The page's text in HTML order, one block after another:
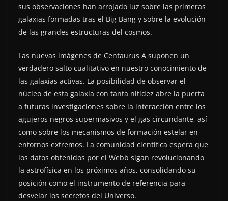
sus observaciones han arrojado luz sobre las primeras
galaxias formadas tras el Big Bang y sobre la evolución
de las grandes estructuras del cosmos.
Las nuevas imágenes de Centaurus A suponen un
verdadero salto cualitativo en nuestro conocimiento de
las galaxias activas. La posibilidad de observar el
núcleo de esta galaxia con tanta nitidez abre la puerta
a futuras investigaciones sobre la interacción entre los
agujeros negros supermasivos y el gas circundante, así
como sobre los mecanismos de formación estelar en
entornos extremos. La comunidad científica espera que
los datos obtenidos por el Webb sigan revolucionando
la astrofísica en los próximos años, consolidando su
posición como el instrumento de referencia para
desvelar los secretos del Universo.